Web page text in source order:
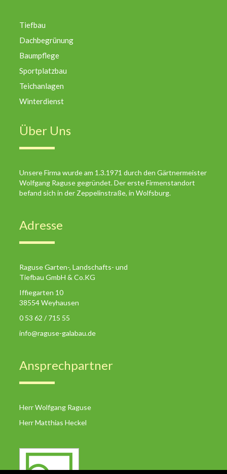
Tiefbau
Dachbegrünung
Baumpflege
Sportplatzbau
Teichanlagen
Winterdienst
Über Uns
Unsere Firma wurde am 1.3.1971 durch den Gärtnermeister
Wolfgang Raguse gegründet. Der erste Firmenstandort
befand sich in der Zeppelinstraße, in Wolfsburg.
Adresse
Raguse Garten-, Landschafts- und
Tiefbau GmbH & Co.KG
Iffiegarten 10
38554 Weyhausen
0 53 62 / 715 55
info@raguse-galabau.de
Ansprechpartner
Herr Wolfgang Raguse
Herr Matthias Heckel